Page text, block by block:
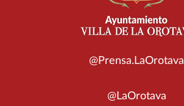
@Prensa.LaOrotava
@LaOrotava